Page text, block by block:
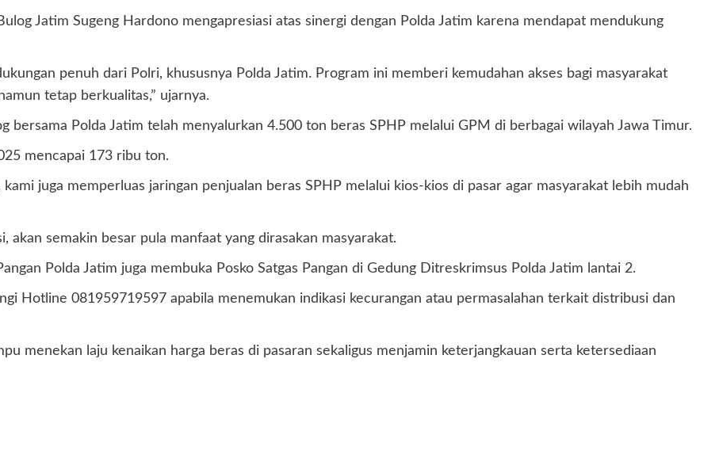
Jatim Sugeng Hardono mengapresiasi atas sinergi dengan Polda Jatim karena mendapat mendukung
penuh dari Polri, khususnya Polda Jatim. Program ini memberi kemudahan akses bagi masyarakat
tetap berkualitas,” ujarnya.
bersama Polda Jatim telah menyalurkan 4.500 ton beras SPHP melalui GPM di berbagai wilayah Jawa Timur.
mencapai 173 ribu ton.
juga memperluas jaringan penjualan beras SPHP melalui kios-kios di pasar agar masyarakat lebih mudah
akan semakin besar pula manfaat yang dirasakan masyarakat.
Polda Jatim juga membuka Posko Satgas Pangan di Gedung Ditreskrimsus Polda Jatim lantai 2.
Hotline 081959719597 apabila menemukan indikasi kecurangan atau permasalahan terkait distribusi dan
menekan laju kenaikan harga beras di pasaran sekaligus menjamin keterjangkauan serta ketersediaan